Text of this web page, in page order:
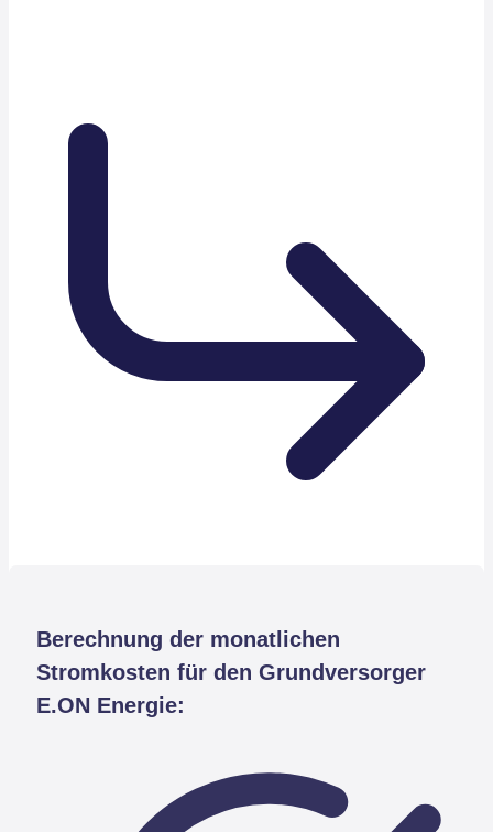
Berechnung der monatlichen
Stromkosten für den Grundversorger
E.ON Energie: